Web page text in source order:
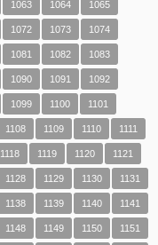
1063 1064 1065
1072 1073 1074
1081 1082 1083
1090 1091 1092
1099 1100 1101
1108 1109 1110 1111
1118 1119 1120 1121
1128 1129 1130 1131
1138 1139 1140 1141
1148 1149 1150 1151